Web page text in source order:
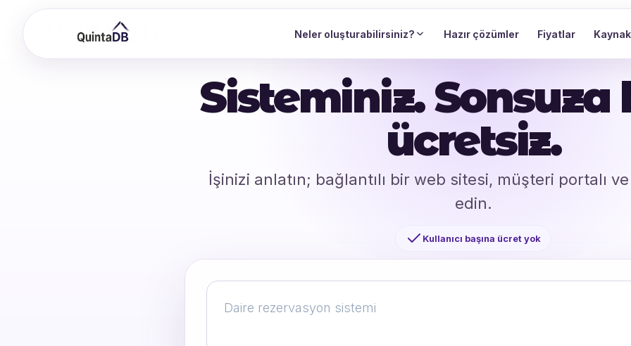
Neler oluşturabilirsiniz? Hazır çözümler Fiyatlar
Sisteminiz. Sonsuza
ücretsiz.
İşinizi anlatın; bağlantılı bir web sitesi, müşteri portalı
edin.
Kullanıcı başına ücret yok